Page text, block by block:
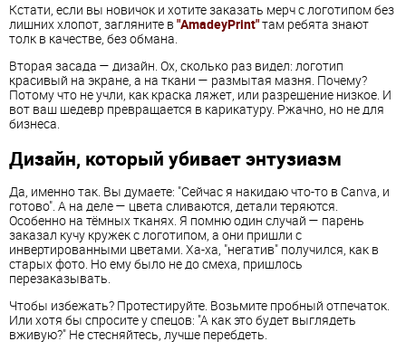
Кстати, если вы новичок и хотите заказать мерч с логотипом без
лишних хлопот, загляните в "AmadeyPrint"там ребята знают
толк в качестве, без обмана.
Вторая засада — дизайн. Ох, сколько раз видел: логотип
красивый на экране, а на ткани — размытая мазня. Почему?
Потому что не учли, как краска ляжет, или разрешение низкое. И
вот ваш шедевр превращается в карикатуру. Ржачно, но не для
бизнеса.
Дизайн, который убивает энтузиазм
Да, именно так. Вы думаете: "Сейчас я накидаю что-то в Canva, и
готово". А на деле — цвета сливаются, детали теряются.
Особенно на тёмных тканях. Я помню один случай — парень
заказал кучу кружек с логотипом, а они пришли с
инвертированными цветами. Ха-ха, "негатив" получился, как в
старых фото. Но ему было не до смеха, пришлось
перезаказывать.
Чтобы избежать? Протестируйте. Возьмите пробный отпечаток.
Или хотя бы спросите у спецов: "А как это будет выглядеть
вживую?" Не стесняйтесь, лучше перебдеть.